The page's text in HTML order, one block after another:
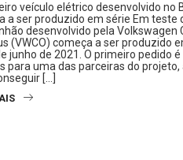
veículo elétrico desenvolvido no
a ser produzido em série Em teste
desenvolvido pela Volkswagen
(VWCO) começa a ser produzido
junho de 2021. O primeiro pedido é
para uma das parceiras do projeto,
[…]